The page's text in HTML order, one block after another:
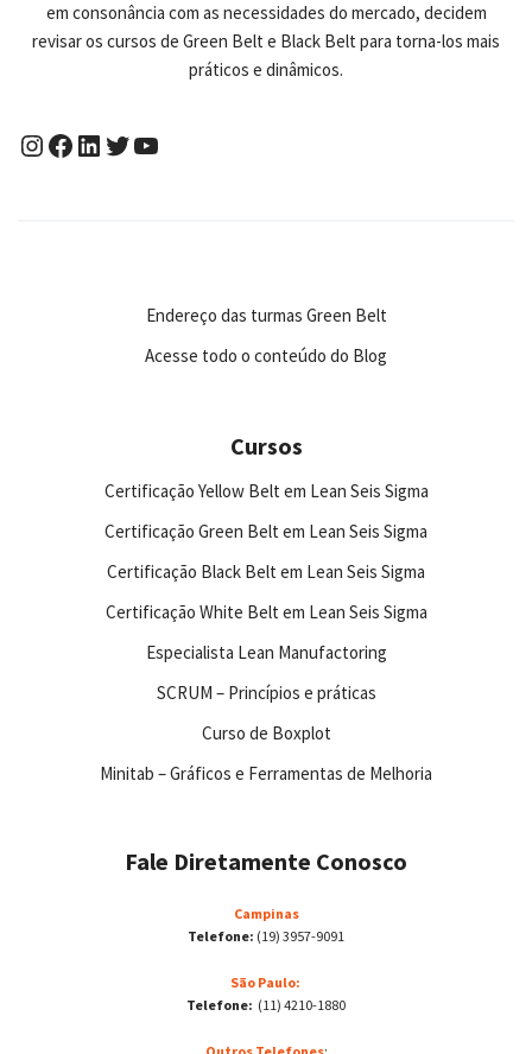
em consonância com as necessidades do mercado, decidem
revisar os cursos de Green Belt e Black Belt para torna-los mais
práticos e dinâmicos.
Endereço das turmas Green Belt
Acesse todo o conteúdo do Blog
Cursos
Certificação Yellow Belt em Lean Seis Sigma
Certificação Green Belt em Lean Seis Sigma
Certificação Black Belt em Lean Seis Sigma
Certificação White Belt em Lean Seis Sigma
Especialista Lean Manufactoring
SCRUM – Princípios e práticas
Curso de Boxplot
Minitab – Gráficos e Ferramentas de Melhoria
Fale Diretamente Conosco
Campinas
Telefone: (19) 3957-9091
São Paulo:
Telefone: (11) 4210-1880